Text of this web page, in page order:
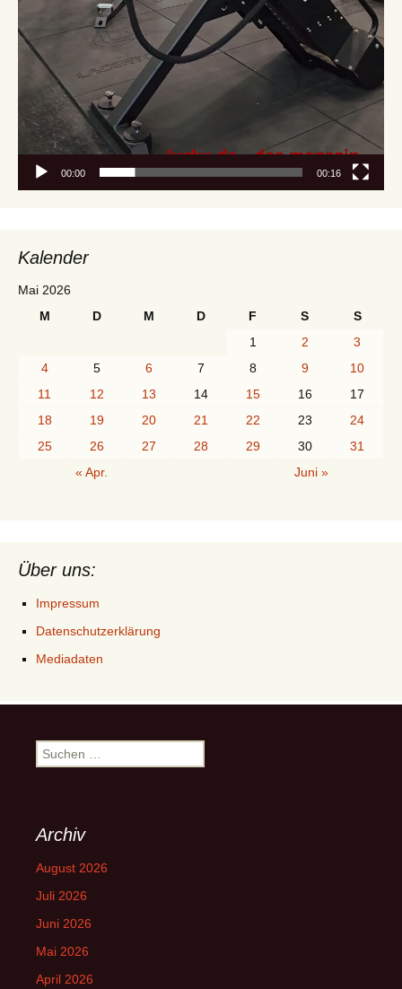
00:00 00:16
Kalender
Mai 2026
M
D M D F S
S
1
2
3
4
5 6 7 8 9
10
11
12 13 14 15 16
17
18
19 20 21 22 23
24
25
26 27 28 29 30
31
« Apr.
Juni »
Über uns:
Impressum
Datenschutzerklärung
Mediadaten
Suchen
nach:
Archiv
August 2026
Juli 2026
Juni 2026
Mai 2026
April 2026